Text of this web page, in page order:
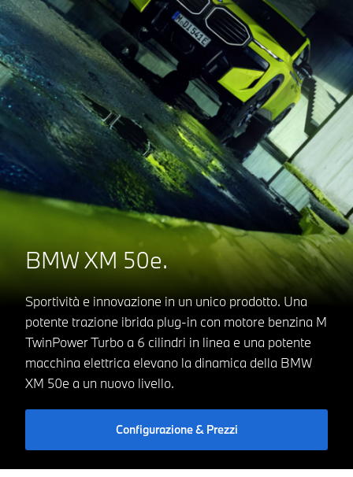
BMW XM 50e.
Sportività e innovazione in un unico prodotto. Una
potente trazione ibrida plug-in con motore benzina M
TwinPower Turbo a 6 cilindri in linea e una potente
macchina elettrica elevano la dinamica della BMW
XM 50e a un nuovo livello.
Configurazione & Prezzi